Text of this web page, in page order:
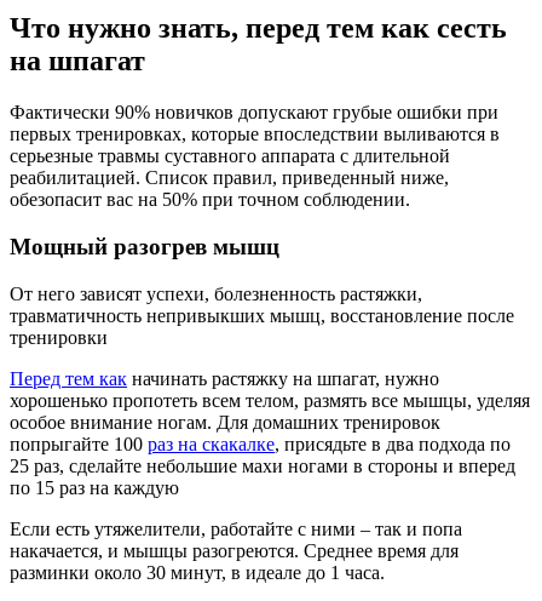
Что нужно знать, перед тем как сесть
на шпагат
Фактически 90% новичков допускают грубые ошибки при
первых тренировках, которые впоследствии выливаются в
серьезные травмы суставного аппарата с длительной
реабилитацией. Список правил, приведенный ниже,
обезопасит вас на 50% при точном соблюдении.
Мощный разогрев мышц
От него зависят успехи, болезненность растяжки,
травматичность непривыкших мышц, восстановление после
тренировки
Перед тем как начинать растяжку на шпагат, нужно
хорошенько пропотеть всем телом, размять все мышцы, уделяя
особое внимание ногам. Для домашних тренировок
попрыгайте 100 раз на скакалке, присядьте в два подхода по
25 раз, сделайте небольшие махи ногами в стороны и вперед
по 15 раз на каждую
Если есть утяжелители, работайте с ними – так и попа
накачается, и мышцы разогреются. Среднее время для
разминки около 30 минут, в идеале до 1 часа.